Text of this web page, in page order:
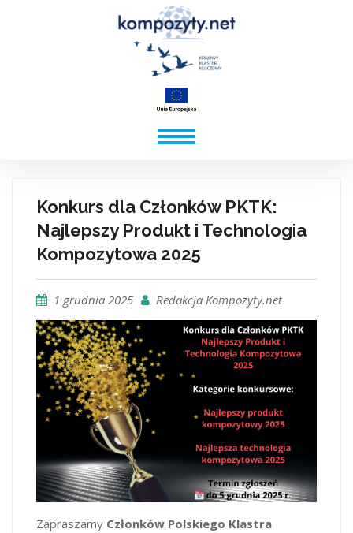
Konkurs dla Członków PKTK:
Najlepszy Produkt i Technologia
Kompozytowa 2025
1 grudnia 2025 Redakcja Kompozyty.net
Zapraszamy Członków Polskiego Klastra